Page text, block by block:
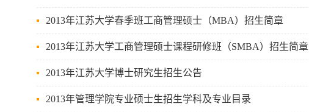
2013年江苏大学春季班工商管理硕士（MBA）招生简章
2013年江苏大学工商管理硕士课程研修班（SMBA）招生简章
2013年江苏大学博士研究生招生公告
2013年管理学院专业硕士生招生学科及专业目录